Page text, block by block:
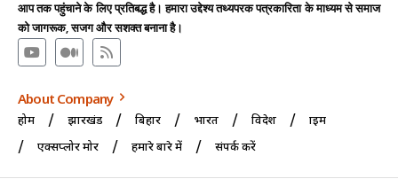
आप तक पहुंचाने के लिए प्रतिबद्ध है। हमारा उद्देश्य तथ्यपरक पत्रकारिता के माध्यम से समाज
को जागरूक, सजग और सशक्त बनाना है।
About Company
होम झारखंड बिहार भारत विदेश
क्राइम
एक्सप्लोर मोर
हमारे बारे में संपर्क करें